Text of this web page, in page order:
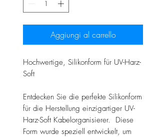
Aggiungi al carrello
Hochwertige, Silikonform für UV-Harz-
Soft
Entdecken Sie die perfekte Silikonform
für die Herstellung einzigartiger UV-
Harz-Soft Kabelorganisierer. Diese
Form wurde speziell entwickelt, um